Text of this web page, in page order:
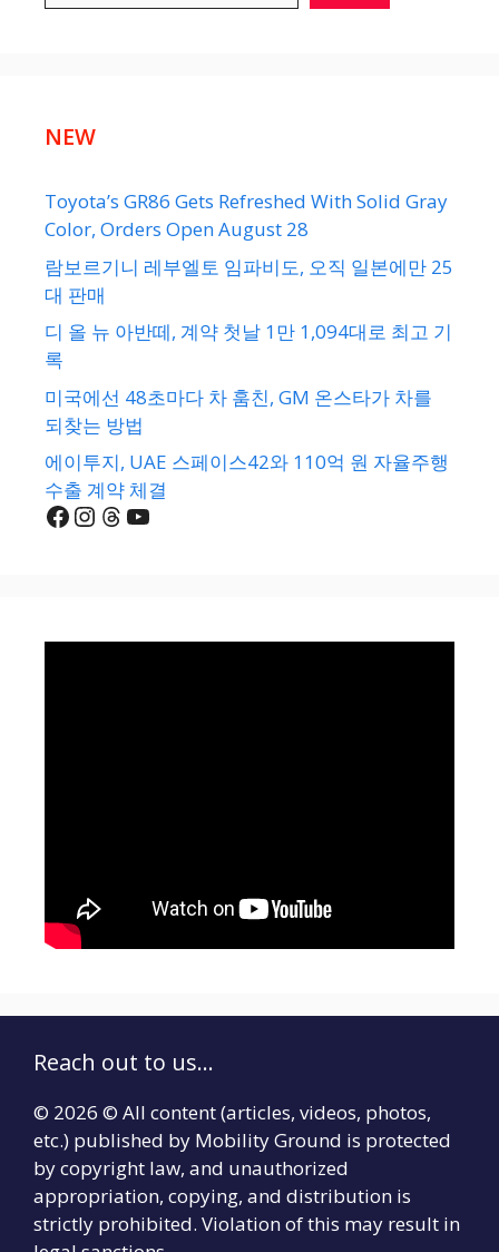
NEW
Toyota’s GR86 Gets Refreshed With Solid Gray
Color, Orders Open August 28
람보르기니 레부엘토 임파비도, 오직 일본에만 25
대 판매
디 올 뉴 아반떼, 계약 첫날 1만 1,094대로 최고 기
록
미국에선 48초마다 차 훔친, GM 온스타가 차를
되찾는 방법
에이투지, UAE 스페이스42와 110억 원 자율주행
수출 계약 체결
Facebook
Instagram
Threads
YouTube
Reach out to us...
© 2026 © All content (articles, videos, photos,
etc.) published by Mobility Ground is protected
by copyright law, and unauthorized
appropriation, copying, and distribution is
strictly prohibited. Violation of this may result in